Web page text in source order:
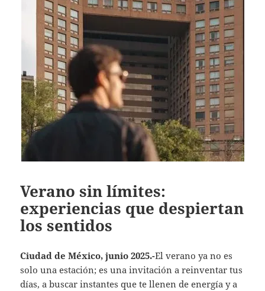
Verano sin límites:
experiencias que despiertan
los sentidos
Ciudad de México, junio 2025.-El verano ya no es
solo una estación; es una invitación a reinventar tus
días, a buscar instantes que te llenen de energía y a